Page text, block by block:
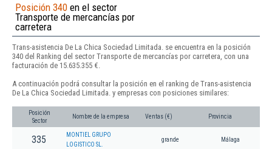
Posición 340 en el sector
Transporte de mercancías por
carretera
Trans-asistencia De La Chica Sociedad Limitada. se encuentra en la posición
340 del Ranking del sector Transporte de mercancías por carretera, con una
facturación de 15.635.355 €.
A continuación podrá consultar la posición en el ranking de Trans-asistencia
De La Chica Sociedad Limitada. y empresas con posiciones similares:
Posición
Sector
Nombre de la empresa Ventas (€) Provincia
335
MONTIEL GRUPO
LOGISTICO SL.
grande Málaga